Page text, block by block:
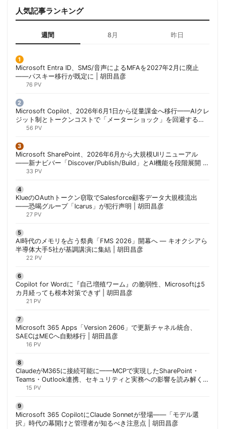
人気記事ランキング
週間 8月 昨日
Microsoft Entra ID、SMS/音声によるMFAを2027年2月に廃止
——パスキー移行が既定に | 胡田昌彦
76 PV
Microsoft Copilot、2026年6月1日から従量課金へ移行——AIクレ
ジット制とトークンコストで「メーターショック」を回避する方
法 | 胡田昌彦
56 PV
Microsoft SharePoint、2026年6月から大規模UIリニューアル
——新ナビバー「Discover/Publish/Build」とAI機能を段階展開 |
胡田昌彦
33 PV
KlueのOAuthトークン窃取でSalesforce顧客データ大規模流出
——恐喝グループ「Icarus」が犯行声明 | 胡田昌彦
27 PV
AI時代のメモリを占う祭典「FMS 2026」開幕へ ― キオクシアら
半導体大手5社が基調講演に集結 | 胡田昌彦
22 PV
Copilot for Wordに『自己増殖ワーム』の脆弱性、Microsoftは5
カ月経っても根本対策できず | 胡田昌彦
21 PV
Microsoft 365 Apps「Version 2606」で更新チャネル統合、
SAECはMECへ自動移行 | 胡田昌彦
16 PV
ClaudeがM365に接続可能に——MCPで実現したSharePoint・
Teams・Outlook連携、セキュリティと実務への影響を読み解く |
胡田昌彦
15 PV
Microsoft 365 CopilotにClaude Sonnetが登場——「モデル選
択」時代の幕開けと管理者が知るべき注意点 | 胡田昌彦